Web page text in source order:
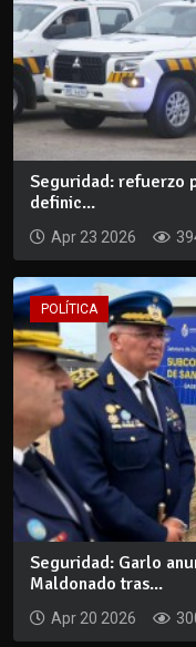
Seguridad: refuerzo
definic...
Apr 23 2026
POLÍTICA
Seguridad: Garlo
Maldonado tras...
Apr 20 2026